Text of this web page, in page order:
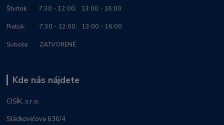
Štvrtok: 7:30 - 12:00; 13:00 - 16:00
Piatok: 7:30 - 12:00; 13:00 - 16:00
Sobota: ZATVORENÉ
Kde nás nájdete
CISÍK, s.r.o.
Sládkovičova 636/4